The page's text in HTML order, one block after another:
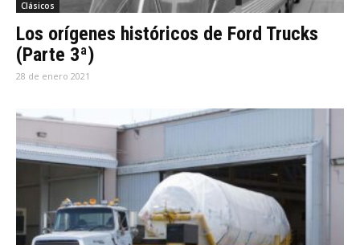
Clásicos
Los orígenes históricos de Ford Trucks
(Parte 3ª)
28 de enero 2021